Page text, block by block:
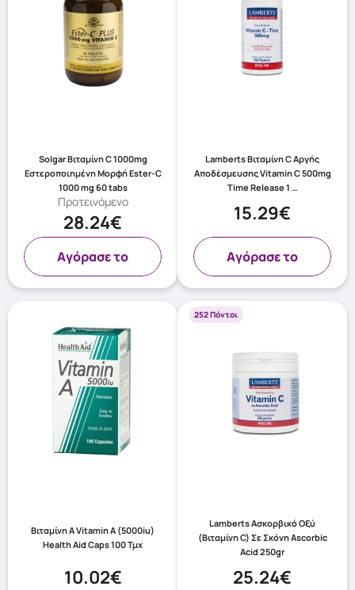
Solgar Βιταμίνη C 1000mg
Εστεροποιημένη Μορφή Ester-C
1000 mg 60 tabs
Προτεινόμενο
28.24€
Aγόρασε το
Lamberts Βιταμίνη C Αργής
Αποδέσμευσης Vitamin C 500mg
Time Release 1 …
15.29€
Aγόρασε το
Βιταμίνη Α Vitamin A (5000iu)
Health Aid Caps 100 Τμχ
10.02€
252 Πόντοι
Lamberts Ασκορβικό Οξύ
(Βιταμίνη C) Σε Σκόνη Ascorbic
Acid 250gr
25.24€